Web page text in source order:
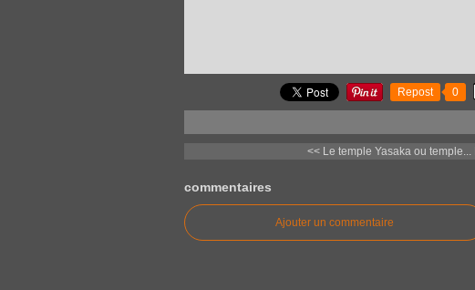
Repost 0
<< Le temple Yasaka ou temple...
commentaires
Ajouter un commentaire